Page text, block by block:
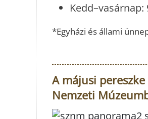
Kedd–vasárnap:
*Egyházi és állami
A májusi
Nemzeti